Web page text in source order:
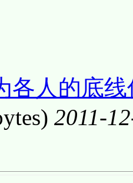
各人的底
2011-